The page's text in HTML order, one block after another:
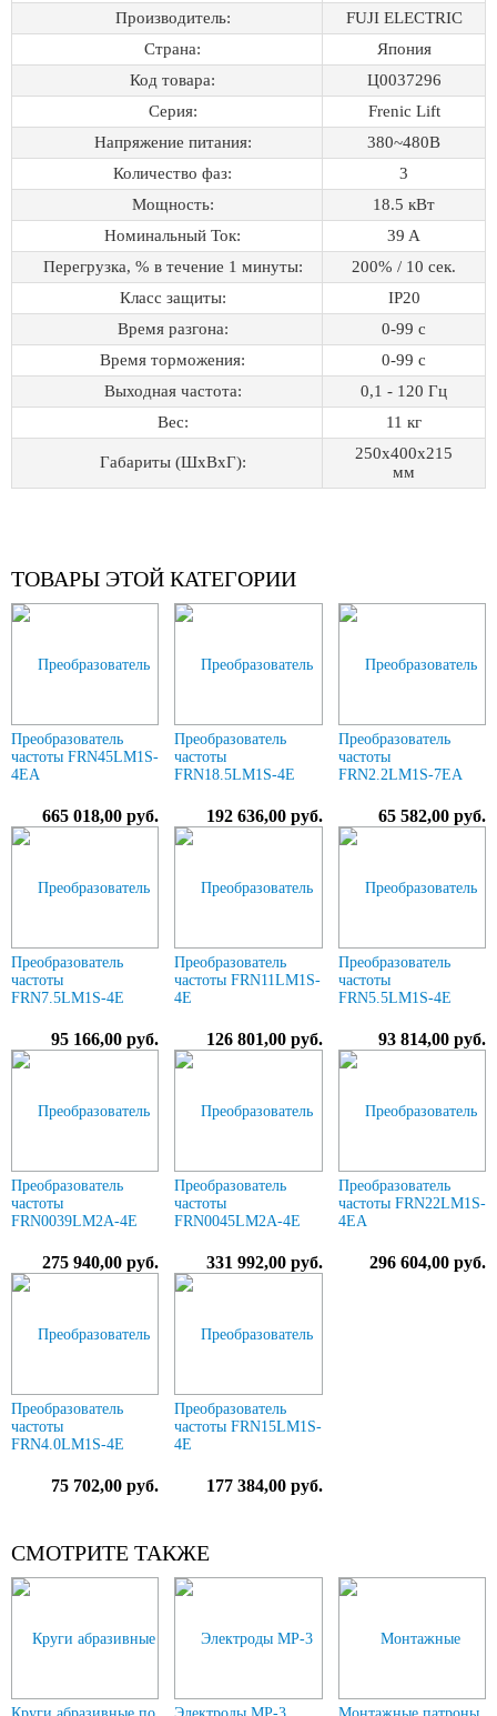
Производитель:
FUJI ELECTRIC
Страна:
Япония
Код товара:
Ц0037296
Серия:
Frenic Lift
Напряжение питания:
380~480B
Количество фаз:
3
Мощность:
18.5 кВт
Номинальный Ток:
39 A
Перегрузка, % в течение 1 минуты:
200% / 10 сек.
Класс защиты:
IP20
Время разгона:
0-99 с
Время торможения:
0-99 с
Выходная частота:
0,1 - 120 Гц
Вес:
11 кг
Габариты (ШхВхГ):
250x400x215
мм
ТОВАРЫ ЭТОЙ КАТЕГОРИИ
Преобразователь
частоты FRN45LM1S-
4EA
665 018,00 руб.
Преобразователь
частоты
FRN18.5LM1S-4E
192 636,00 руб.
Преобразователь
частоты
FRN2.2LM1S-7EA
65 582,00 руб.
Преобразователь
частоты
FRN7.5LM1S-4E
95 166,00 руб.
Преобразователь
частоты FRN11LM1S-
4E
126 801,00 руб.
Преобразователь
частоты
FRN5.5LM1S-4E
93 814,00 руб.
Преобразователь
частоты
FRN0039LM2A-4E
275 940,00 руб.
Преобразователь
частоты
FRN0045LM2A-4E
331 992,00 руб.
Преобразователь
частоты FRN22LM1S-
4EA
296 604,00 руб.
Преобразователь
частоты
FRN4.0LM1S-4E
75 702,00 руб.
Преобразователь
частоты FRN15LM1S-
4E
177 384,00 руб.
СМОТРИТЕ ТАКЖЕ